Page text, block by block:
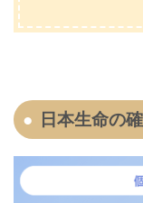
日本生命の